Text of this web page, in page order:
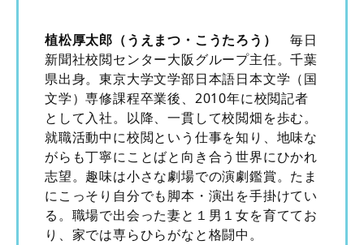
植松厚太郎（うえまつ・こうたろう）
毎日
新聞社校閲センター大阪グループ主任。千葉
県出身。東京大学文学部日本語日本文学（国
文学）専修課程卒業後、2010年に校閲記者
として入社。以降、一貫して校閲畑を歩む。
就職活動中に校閲という仕事を知り、地味な
がらも丁寧にことばと向き合う世界にひかれ
志望。趣味は小さな劇場での演劇鑑賞。たま
にこっそり自分でも脚本・演出を手掛けてい
る。職場で出会った妻と１男１女を育ててお
り、家では専らひらがなと格闘中。